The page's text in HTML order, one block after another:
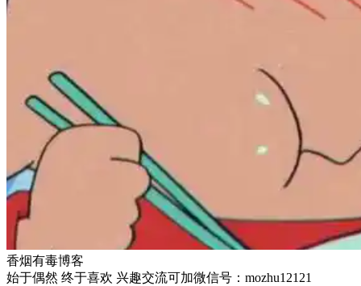
香烟有毒博客
始于偶然 终于喜欢 兴趣交流可加微信号：mozhu12121